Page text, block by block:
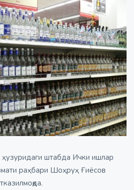
ҳузуридаги штабда Ички ишлар
раҳбари Шоҳруҳ Ғиёсов